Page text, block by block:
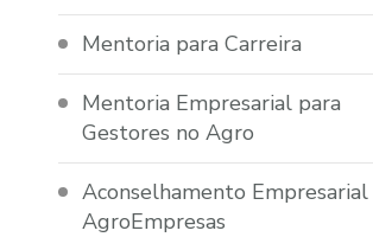
Mentoria para Carreira
Mentoria Empresarial para
Gestores no Agro
Aconselhamento Empresarial
AgroEmpresas